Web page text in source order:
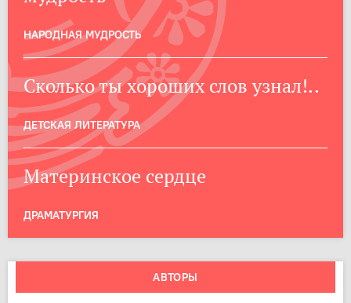
НАРОДНАЯ МУДРОСТЬ
Сколько ты хороших слов узнал!..
ДЕТСКАЯ ЛИТЕРАТУРА
Материнское сердце
ДРАМАТУРГИЯ
АВТОРЫ